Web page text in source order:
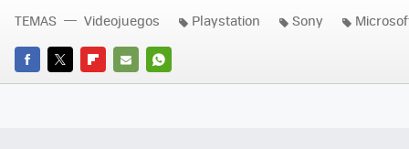
FACEBOOK
TWITTERFLIPBOARD
E-
WHATSAPP
TEMAS Videojuegos Playstation Sony